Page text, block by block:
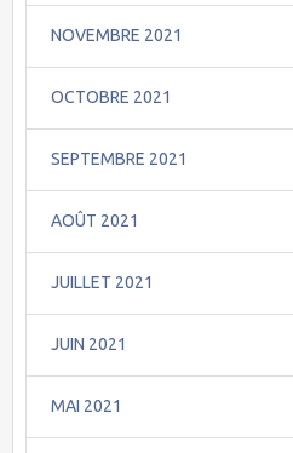
NOVEMBRE 2021
OCTOBRE 2021
SEPTEMBRE 2021
AOÛT 2021
JUILLET 2021
JUIN 2021
MAI 2021